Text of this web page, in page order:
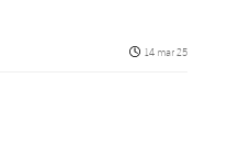
Fecha de publicación
14 mar 25